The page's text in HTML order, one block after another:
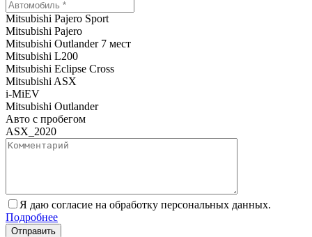
Mitsubishi Pajero Sport
Mitsubishi Pajero
Mitsubishi Outlander 7 мест
Mitsubishi L200
Mitsubishi Eclipse Cross
Mitsubishi ASX
i-MiEV
Mitsubishi Outlander
Авто с пробегом
ASX_2020
Я даю согласие на обработку персональных данных.
Подробнее